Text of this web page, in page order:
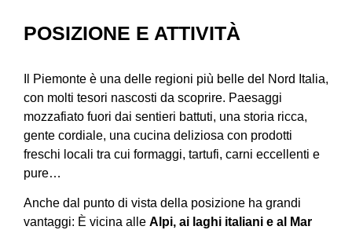
POSIZIONE E ATTIVITÀ
Il Piemonte è una delle regioni più belle del Nord Italia,
con molti tesori nascosti da scoprire. Paesaggi
mozzafiato fuori dai sentieri battuti, una storia ricca,
gente cordiale, una cucina deliziosa con prodotti
freschi locali tra cui formaggi, tartufi, carni eccellenti e
pure…
Anche dal punto di vista della posizione ha grandi
vantaggi: È vicina alle Alpi, ai laghi italiani e al Mar